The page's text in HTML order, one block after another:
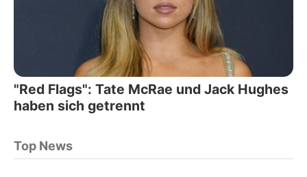
"Red Flags": Tate McRae und Jack Hughes
haben sich getrennt
Top News